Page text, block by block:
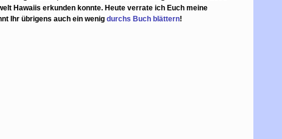
Hawaiis erkunden konnte. Heute verrate ich Euch meine
Ihr übrigens auch ein wenig durchs Buch blättern!